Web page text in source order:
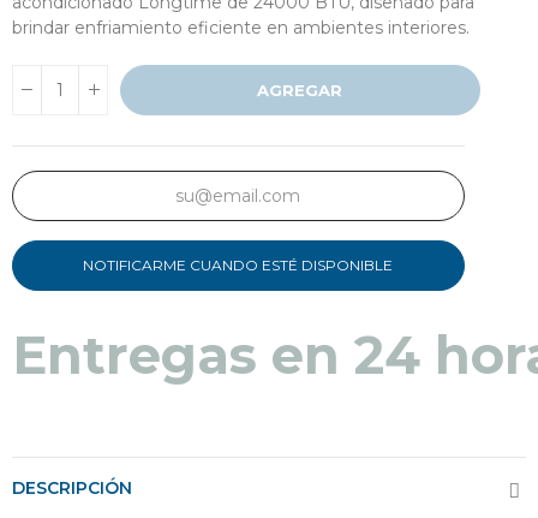
brindar enfriamiento eficiente en ambientes interiores.
AGREGAR
NOTIFICARME CUANDO ESTÉ DISPONIBLE
Entregas en 24
DESCRIPCIÓN